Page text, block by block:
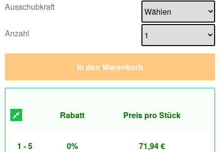
Ausschubkraft
Anzahl
In den Warenkorb
Rabatt Preis pro Stück
1 - 5 0% 71,94€